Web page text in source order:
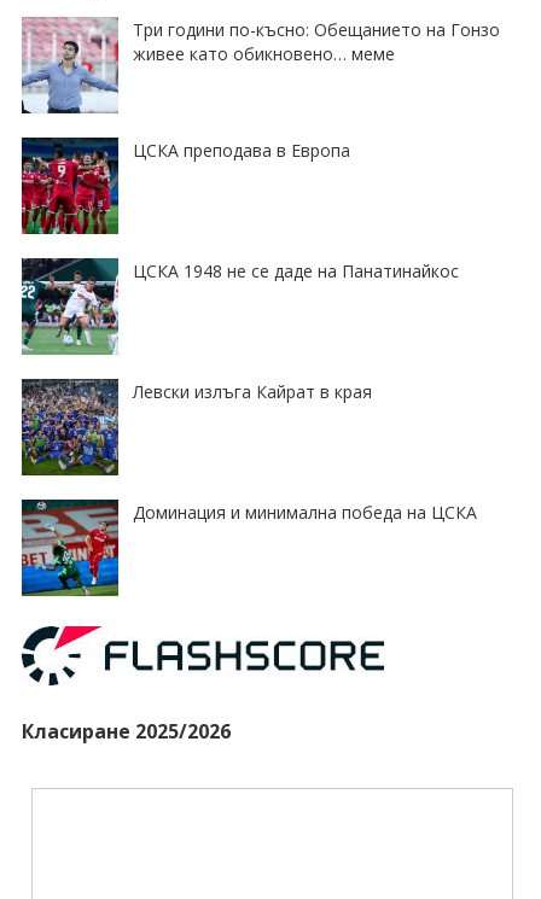
Три години по-късно: Обещанието на Гонзо
живее като обикновено… меме
ЦСКА преподава в Европа
ЦСКА 1948 не се даде на Панатинайкос
Левски излъга Кайрат в края
Доминация и минимална победа на ЦСКА
Класиране 2025/2026